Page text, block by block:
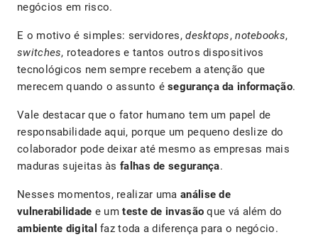
negócios em risco.
E o motivo é simples: servidores,desktops,notebooks,
switches, roteadores e tantos outros dispositivos
tecnológicos nem sempre recebem a atenção que
merecem quando o assunto ésegurança da informação.
Vale destacar que o fator humano tem um papel de
responsabilidade aqui, porque um pequeno deslize do
colaborador pode deixar até mesmo as empresas mais
maduras sujeitas àsfalhas de segurança.
Nesses momentos, realizar uma análise de
vulnerabilidade e um teste de invasão que vá além do
ambiente digital faz toda a diferença para o negócio.